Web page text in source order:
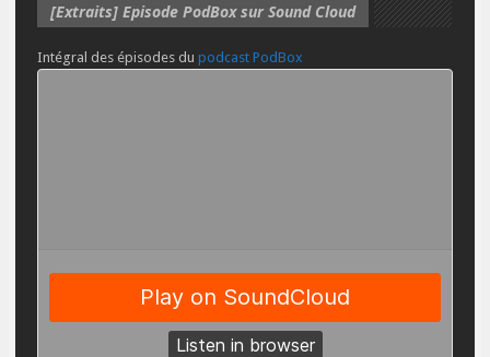
[Extraits] Episode PodBox sur Sound Cloud
Intégral des épisodes du podcast PodBox